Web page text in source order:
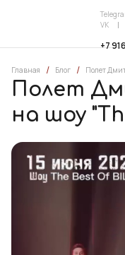
VK
+7
Главная / Блог / Полет
Полет
на шоу